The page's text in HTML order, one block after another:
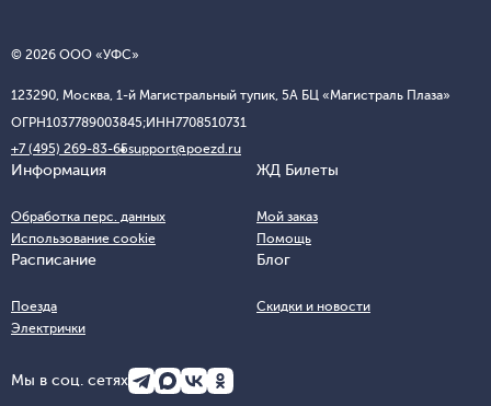
© 2026 ООО «УФС»
123290, Москва, 1-й Магистральный тупик, 5А БЦ «Магистраль Плаза»
ОГРН1037789003845;ИНН7708510731
+7 (495) 269-83-65support@poezd.ru
Информация
Обработка перс. данных
Использование cookie
ЖД Билеты
Мой заказ
Помощь
Расписание
Поезда
Электрички
Блог
Скидки и новости
Мы в соц. сетях